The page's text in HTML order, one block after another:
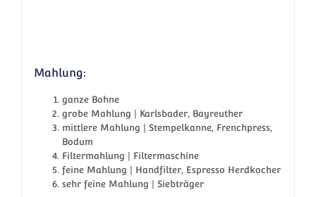
Mahlung:
ganze Bohne
grobe Mahlung | Karlsbader, Bayreuther
mittlere Mahlung | Stempelkanne, Frenchpress,
Bodum
Filtermahlung | Filtermaschine
feine Mahlung | Handfilter, Espresso Herdkocher
sehr feine Mahlung | Siebträger